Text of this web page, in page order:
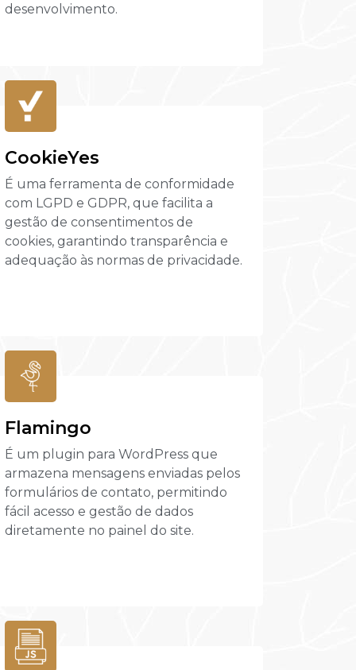
desenvolvimento.
CookieYes
É uma ferramenta de conformidade
com LGPD e GDPR, que facilita a
gestão de consentimentos de
cookies, garantindo transparência e
adequação às normas de privacidade.
Flamingo
É um plugin para WordPress que
armazena mensagens enviadas pelos
formulários de contato, permitindo
fácil acesso e gestão de dados
diretamente no painel do site.